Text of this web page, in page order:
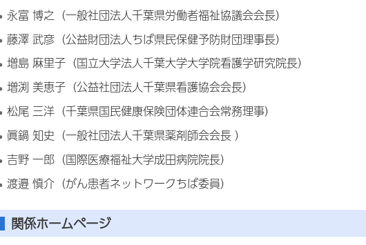
永富 博之（一般社団法人千葉県労働者福祉協議会会長）
藤澤 武彦（公益財団法人ちば県民保健予防財団理事長）
増島 麻里子（国立大学法人千葉大学大学院看護学研究院長）
増渕 美恵子（公益社団法人千葉県看護協会会長）
松尾 三洋（千葉県国民健康保険団体連合会常務理事）
眞鍋 知史（一般社団法人千葉県薬剤師会会長 ）
吉野 一郎（国際医療福祉大学成田病院院長）
渡邉 慎介（がん患者ネットワークちば委員）
関係ホームページ